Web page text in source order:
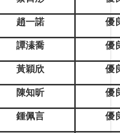
趙一諾 優
譚溱喬 優
黃穎欣 優
陳知昕 優
鍾佩言 優